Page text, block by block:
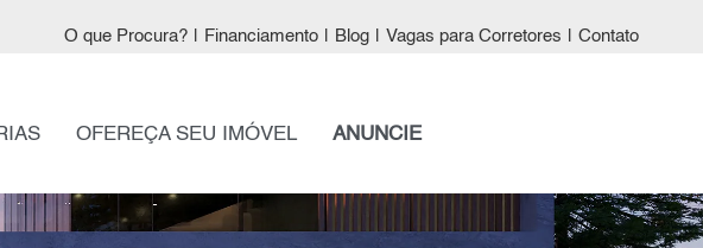
O que Procura? Financiamento Blog Vagas para Corretores Contato
OFEREÇA SEU IMÓVEL ANUNCIE